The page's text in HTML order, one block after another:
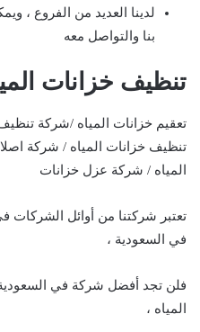
لدينا العديد من الفروع ،
بنا والتواصل معه
تنظيف خزانات
تعقيم خزانات المياه /شركة
تنظيف خزانات المياه / شركة
المياه / شركة عزل خزانات
تعتبر شركتنا من أوائل الشركات
في السعودية ،
فلن تجد أفضل شركة في
المياه ،